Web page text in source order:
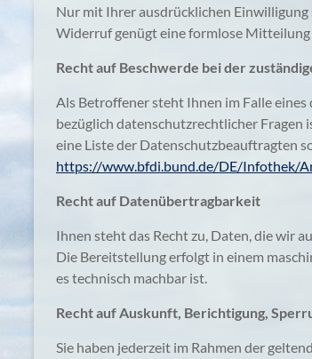
Nur mit Ihrer ausdrücklichen
Widerruf genügt eine formlose
Recht auf Beschwerde bei der
Als Betroffener steht Ihnen im Falle
bezüglich datenschutzrechtlicher Fragen
eine Liste der Datenschutzbeauftragten
https://www.bfdi.bund.de/DE/Infothek/
Recht auf Datenübertragbarkeit
Ihnen steht das Recht zu, Daten, die wir
Die Bereitstellung erfolgt in einem
es technisch machbar ist.
Recht auf Auskunft, Berichtigung,
Sie haben jederzeit im Rahmen der